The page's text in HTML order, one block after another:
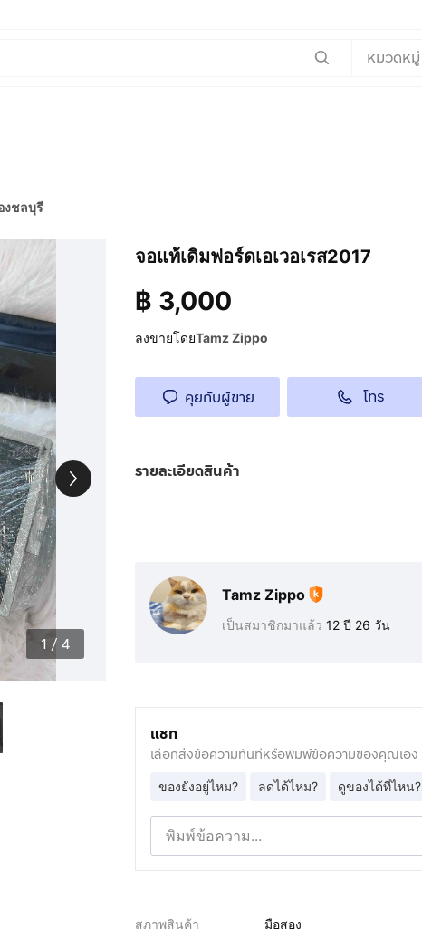
หมวดหมู่
งชลบุรี
1 / 4
จอแท้เดิมฟอร์ดเอเวอเรส2017
฿ 3,000
ลงขายโดยTamz Zippo
คุยกับผู้ขาย โทร
รายละเอียดสินค้า
Tamz Zippo
เป็นสมาชิกมาแล้ว 12 ปี 26 วัน
แชท
เลือกส่งข้อความทันทีหรือพิมพ์ข้อความของคุณเอง
ของยังอยู่ไหม? ลดได้ไหม? ดูของได้ที่ไหน?
สภาพสินค้า มือสอง